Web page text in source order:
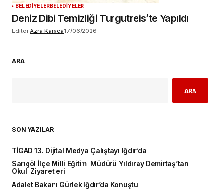
BELEDİYELERBELEDİYELER
Deniz Dibi Temizliği Turgutreis’te Yapıldı
Editör Azra Karaca17/06/2026
ARA
ARA
SON YAZILAR
TİGAD 13. Dijital Medya Çalıştayı Iğdır’da
Sarıgöl İlçe Milli Eğitim Müdürü Yıldıray Demirtaş’tan
Okul Ziyaretleri
Adalet Bakanı Gürlek Iğdır’da Konuştu